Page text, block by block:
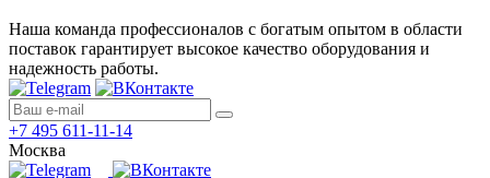
Наша команда профессионалов с богатым опытом в области
поставок гарантирует высокое качество оборудования и
надежность работы.
+7 495 611-11-14
Москва